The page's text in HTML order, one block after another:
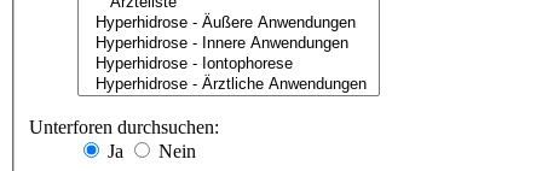
Unterforen durchsuchen:
Ja
Nein